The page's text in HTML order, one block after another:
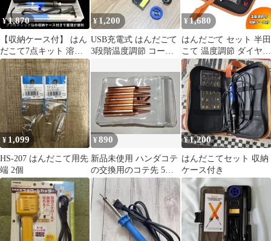
¥1,870
【収納ケース付】 はん
だこて7点キット 溶接
半田ごて 電気ハンダゴ
テ 電子作業
¥1,200
USB充電式 はんだごて
3段階温度調節 コード
¥1,680
はんだごて セット 半田
こて 温度調節 ダイヤル
式 電子 こて先 スタン
ド 携帯 修理 DIY 電子
作業 溶接 機器 修理
¥ 1,099
HS-207 はんだこて用先
端 2個
¥890
新品未使用 ハンダコテ
の交換用のコテ先 5本
セット
¥1,200
はんだこてセット 収納
ケース付き